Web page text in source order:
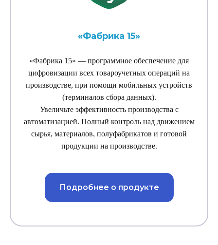
«Фабрика 15»
«Фабрика 15» — программное обеспечение для
цифровизации всех товароучетных операций на
производстве, при помощи мобильных устройств
(терминалов сбора данных).
Увеличьте эффективность производства с
автоматизацией. Полный контроль над движением
сырья, материалов, полуфабрикатов и готовой
продукции на производстве.
Подробнее о продукте